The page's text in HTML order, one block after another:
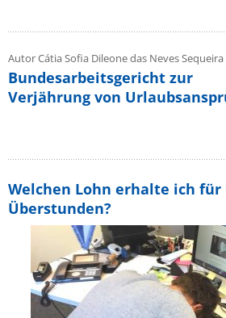
Autor Cátia Sofia Dileone das Neves Sequeira
Bundesarbeitsgericht zur
Verjährung von
Welchen Lohn erhalte ich
Überstunden?